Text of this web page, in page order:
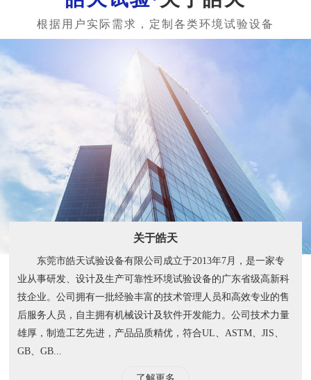
关于皓天
东莞市皓天试验设备有限公司成立于2013年7月，是一家专
业从事研发、设计及生产可靠性环境试验设备的广东省级高新科
技企业。公司拥有一批经验丰富的技术管理人员和高效专业的售
后服务人员，自主拥有机械设计及软件开发能力。公司技术力量
雄厚，制造工艺先进，产品品质精优，符合UL、ASTM、JIS、
GB、GB...